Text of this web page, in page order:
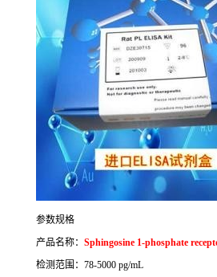
参数规格
产品名称： Sphingosine 1-phosphate
检测范围： 78-5000 pg/mL